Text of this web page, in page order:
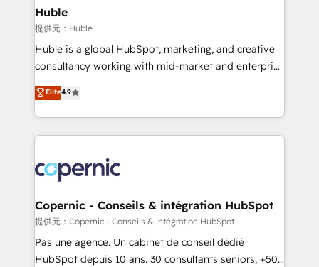
without outside dependencies. You’ll learn how to: •
Set up, audit, and organize your HubSpot portal •
Get your sales team fully using HubSpot • Track
pipeline and revenue across the entire buyer journey
growth • Create content and videos that attract
buyers • Use AI to scale smarter Our coaching-led
lasts. So if you're ready to become the most trusted
voice in your market, let’s talk.
Huble
提供元：Huble
Huble is a global HubSpot, marketing, and creative
consultancy working with mid-market and enterprise
businesses. We go beyond implementation, shaping
the strategy, processes, and teams that turn
HubSpot into a genuine growth engine. Named
HubSpot's Global Partner of the Year in 2024,
worldwide, and with over 15 years in the ecosystem,
Huble has built a track record that speaks for itself.
One company, one operating model, delivering
across offices and consulting teams in the UK, USA,
Canada, Germany, France, Belgium, Singapore, and
South Africa. Certified compliant with ISO/IEC
Elite4.9
Copernic - Conseils & intégration HubSpot
提供元：Copernic - Conseils & intégration HubSpot
Pas une agence. Un cabinet de conseil dédié
HubSpot depuis 10 ans. 30 consultants seniors, +500